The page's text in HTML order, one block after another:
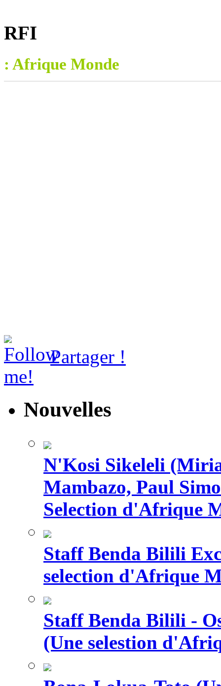
RFI
: Afrique Monde
Partager !
Nouvelles
N'Kosi Sikeleli
Mambazo, Paul
Selection d'Afrique
Staff Benda Bilili
selection d'Afrique
Staff Benda Bilili -
(Une selestion